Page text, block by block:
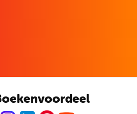
FacebookInstagramLinkedInPinterest